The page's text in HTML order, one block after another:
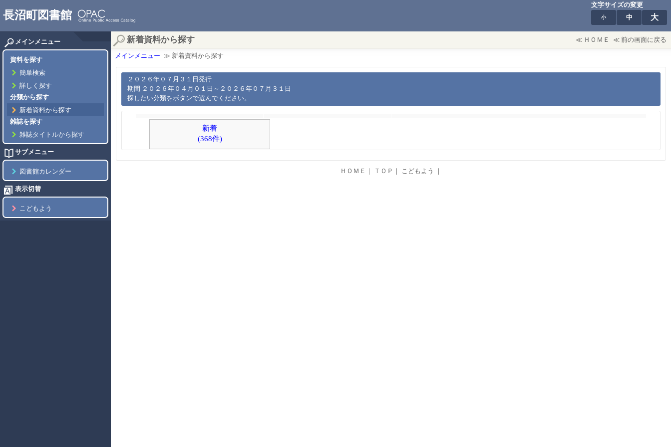
長沼町図書館
文字サイズの変更
小 中 大
メインメニュー
資料を探す
簡単検索
詳しく探す
分類から探す
新着資料から探す
雑誌を探す
雑誌タイトルから探す
サブメニュー
図書館カレンダー
表示切替
こどもよう
新着資料から探す ≪ ＨＯＭＥ ≪ 前の画面に戻る
メインメニュー ≫ 新着資料から探す
２０２６年０７月３１日発行
期間 ２０２６年０４月０１日～２０２６年０７月３１日
探したい分類をボタンで選んでください。
新着
(368件)
ＨＯＭＥ ＴＯＰ こどもよう